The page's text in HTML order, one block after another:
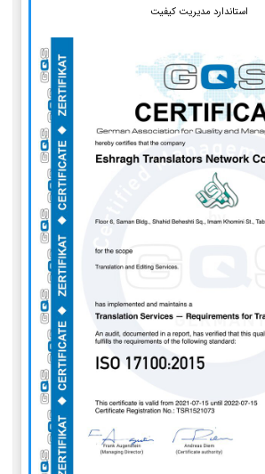
استاندارد مدیریت کیفیت